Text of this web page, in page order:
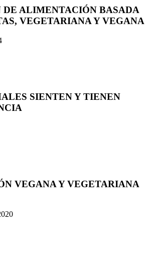
DE ALIMENTACIÓN BASADA
VEGETARIANA Y VEGANA
SIENTEN Y TIENEN
VEGANA Y VEGETARIANA